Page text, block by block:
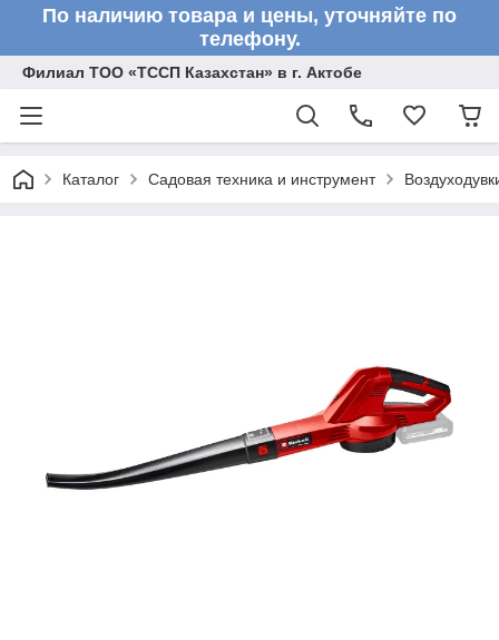
По наличию товара и цены, уточняйте по
телефону.
Филиал ТОО «ТССП Казахстан» в г. Актобе
Каталог Садовая техника и инструмент